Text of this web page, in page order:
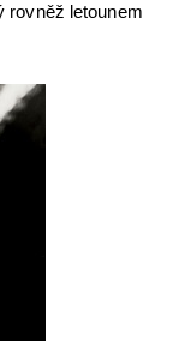
rovněž letounem